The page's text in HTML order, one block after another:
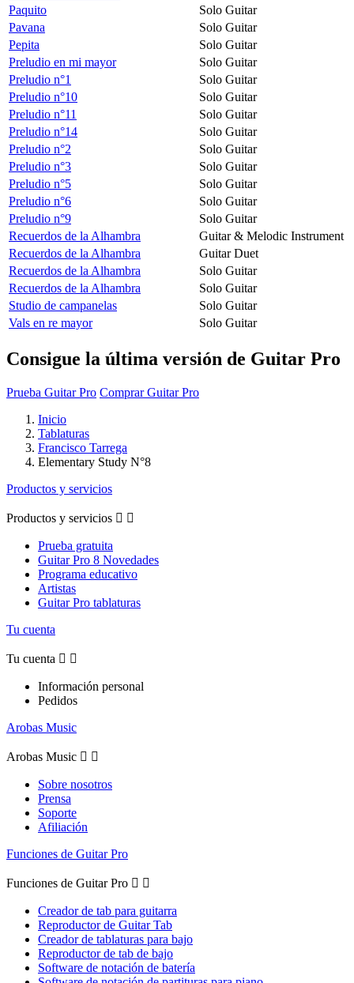
Paquito
Solo Guitar
Pavana
Solo Guitar
Pepita
Solo Guitar
Preludio en mi mayor
Solo Guitar
Preludio n°1
Solo Guitar
Preludio n°10
Solo Guitar
Preludio n°11
Solo Guitar
Preludio n°14
Solo Guitar
Preludio n°2
Solo Guitar
Preludio n°3
Solo Guitar
Preludio n°5
Solo Guitar
Preludio n°6
Solo Guitar
Preludio n°9
Solo Guitar
Recuerdos de la Alhambra
Guitar & Melodic Instrument
Recuerdos de la Alhambra
Guitar Duet
Recuerdos de la Alhambra
Solo Guitar
Recuerdos de la Alhambra
Solo Guitar
Studio de campanelas
Solo Guitar
Vals en re mayor
Solo Guitar
Consigue la última versión de Guitar Pro
Prueba Guitar Pro Comprar Guitar Pro
Inicio
Tablaturas
Francisco Tarrega
Elementary Study N°8
Productos y servicios
Productos y servicios  
Prueba gratuita
Guitar Pro 8 Novedades
Programa educativo
Artistas
Guitar Pro tablaturas
Tu cuenta
Tu cuenta  
Información personal
Pedidos
Arobas Music
Arobas Music  
Sobre nosotros
Prensa
Soporte
Afiliación
Funciones de Guitar Pro
Funciones de Guitar Pro  
Creador de tab para guitarra
Reproductor de Guitar Tab
Creador de tablaturas para bajo
Reproductor de tab de bajo
Software de notación de batería